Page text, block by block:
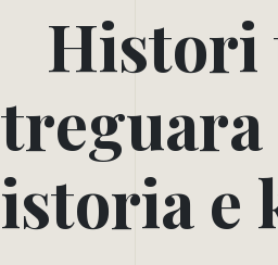
Histori
treguara
istoria e